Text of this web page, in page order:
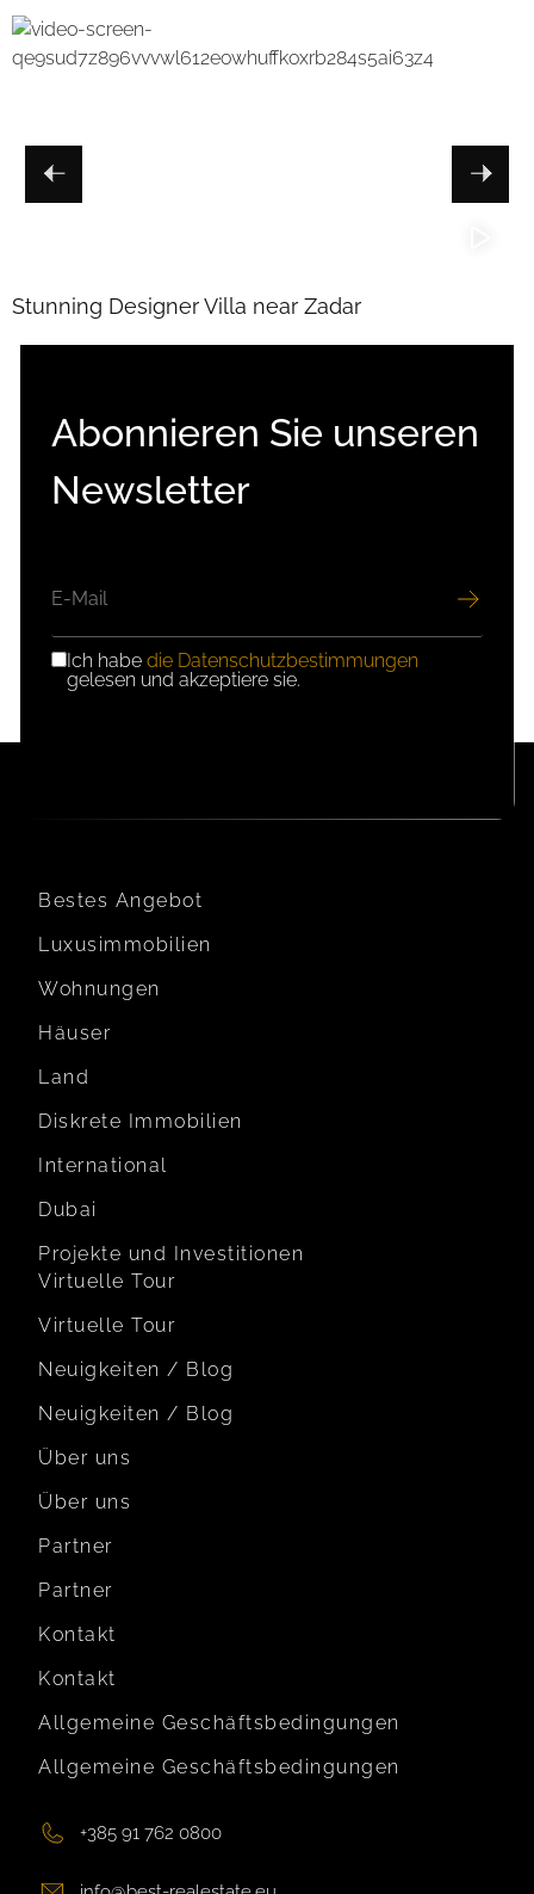
Stunning Designer Villa near Zadar
Abonnieren Sie unseren
Newsletter
MAIL
DSGVO-
EINWILLIGUNG
Ich habe die Datenschutzbestimmungen
gelesen und akzeptiere sie.
Bestes Angebot
Luxusimmobilien
Wohnungen
Häuser
Land
Diskrete Immobilien
International
Dubai
Projekte und Investitionen
Virtuelle Tour
Virtuelle Tour
Neuigkeiten / Blog
Neuigkeiten / Blog
Über uns
Über uns
Partner
Partner
Kontakt
Kontakt
Allgemeine Geschäftsbedingungen
Allgemeine Geschäftsbedingungen
+385 91 762 0800